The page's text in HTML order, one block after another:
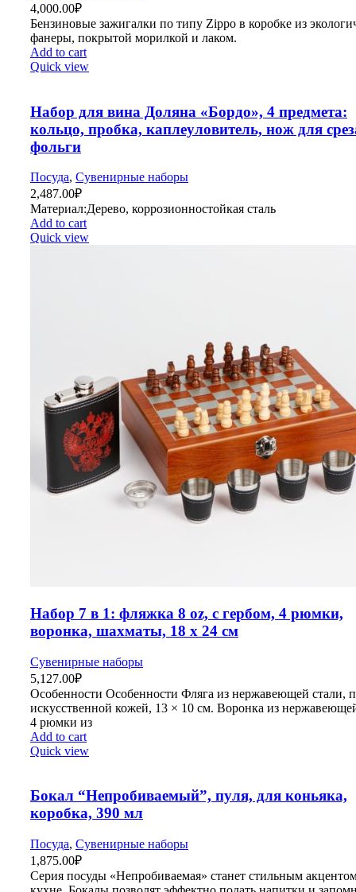
4,000.00₽
Бензиновые зажигалки по типу Zippo в коробке из
фанеры, покрытой морилкой и лаком.
Add to cart
Quick view
Набор для вина Доляна «Бордо», 4 предмета:
кольцо, пробка, каплеуловитель, нож для
фольги
Посуда, Сувенирные наборы
2,487.00₽
Материал:Дерево, коррозионностойкая сталь
Add to cart
Quick view
Набор 7 в 1: фляжка 8 oz, с гербом, 4 рюмки,
воронка, шахматы, 18 х 24 см
Сувенирные наборы
5,127.00₽
Особенности Особенности Фляга из нержавеющей стали,
искусственной кожей, 13 × 10 см. Воронка из
4 рюмки из
Add to cart
Quick view
Бокал “Непробиваемый”, пуля, для коньяка,
коробка, 390 мл
Посуда, Сувенирные наборы
1,875.00₽
Серия посуды «Непробиваемая» станет стильным